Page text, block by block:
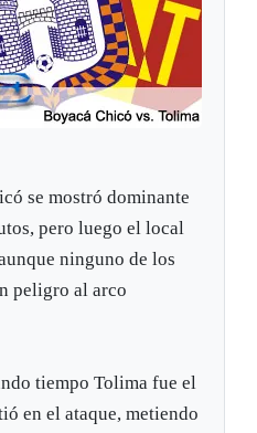
se mostró dominante
pero luego el local
ninguno de los
peligro al arco
tiempo Tolima fue el
en el ataque, metiendo